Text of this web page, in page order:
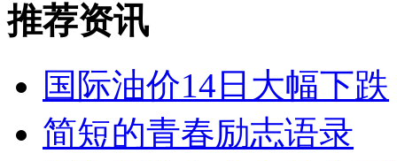
推荐资讯
国际油价14日大幅下跌
简短的青春励志语录